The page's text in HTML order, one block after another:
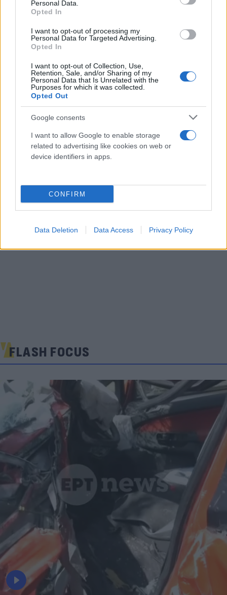
Personal Data.
Opted In
I want to opt-out of processing my
Personal Data for Targeted Advertising.
Opted In
I want to opt-out of Collection, Use,
Retention, Sale, and/or Sharing of my
Personal Data that Is Unrelated with the
Purposes for which it was collected.
Opted Out
Google consents
I want to allow Google to enable storage
related to advertising like cookies on web or
device identifiers in apps.
CONFIRM
Data Deletion Data Access Privacy Policy
FLASH FOCUS